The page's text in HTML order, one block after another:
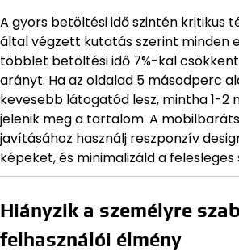
A gyors betöltési idő szintén kritikus
által végzett kutatás szerint minden
többlet betöltési idő 7%-kal
arányt. Ha az oldalad 5 másodperc
kevesebb látogatód lesz, mintha 1-2
jelenik meg a tartalom. A
javításához használj reszponzív
képeket, és minimalizáld a
Hiányzik a személyre
felhasználói élmény